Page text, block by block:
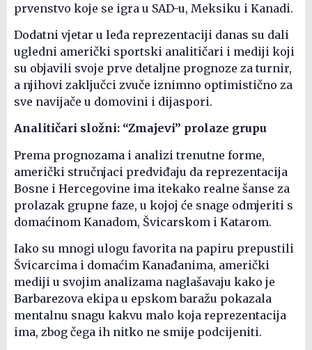
prvenstvo koje se igra u SAD-u, Meksiku i Kanadi.
Dodatni vjetar u leđa reprezentaciji danas su dali
ugledni američki sportski analitičari i mediji koji
su objavili svoje prve detaljne prognoze za turnir,
a njihovi zaključci zvuče iznimno optimistično za
sve navijače u domovini i dijaspori.
Analitičari složni: “Zmajevi” prolaze grupu
Prema prognozama i analizi trenutne forme,
američki stručnjaci predviđaju da reprezentacija
Bosne i Hercegovine ima itekako realne šanse za
prolazak grupne faze, u kojoj će snage odmjeriti s
domaćinom Kanadom, Švicarskom i Katarom.
Iako su mnogi ulogu favorita na papiru prepustili
Švicarcima i domaćim Kanađanima, američki
mediji u svojim analizama naglašavaju kako je
Barbarezova ekipa u epskom baražu pokazala
mentalnu snagu kakvu malo koja reprezentacija
ima, zbog čega ih nitko ne smije podcijeniti.